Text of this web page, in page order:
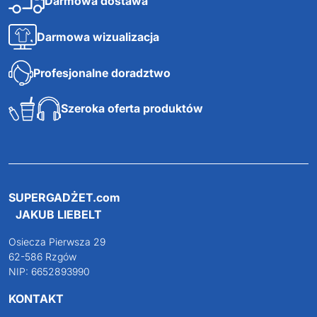
Darmowa wizualizacja
SUPERGADŻET.com
JAKUB LIEBELT
Osiecza Pierwsza 29